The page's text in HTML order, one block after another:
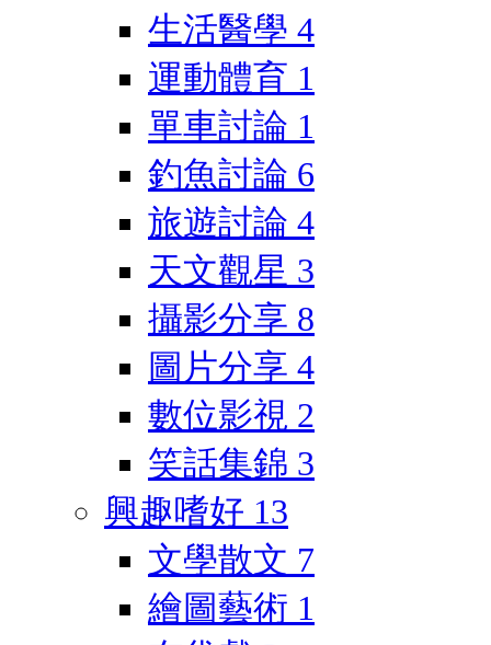
生活醫學 4
運動體育 1
單車討論 1
釣魚討論 6
旅遊討論 4
天文觀星 3
攝影分享 8
圖片分享 4
數位影視 2
笑話集錦 3
興趣嗜好 13
文學散文 7
繪圖藝術 1